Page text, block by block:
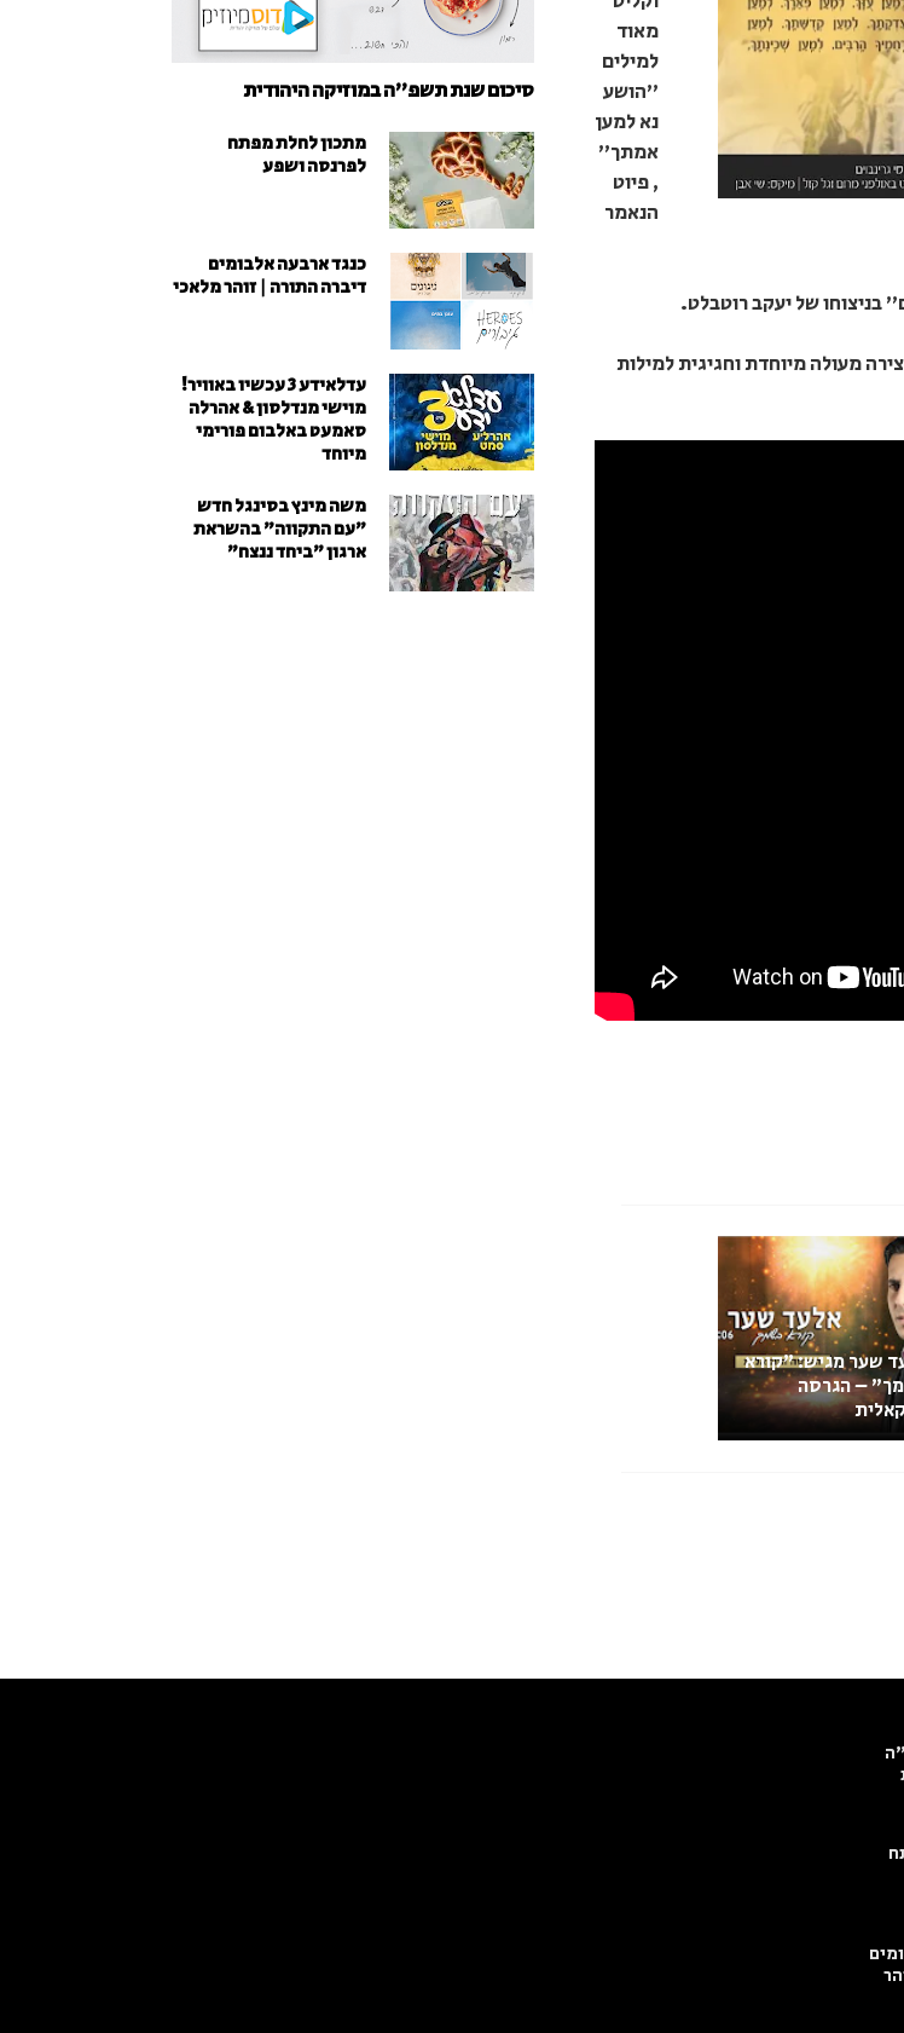
מאוד
למילים
"הושע
נא למען
אמתך"
, פיוט
הנאמר
בניצוחו של יעקב רוטבלט.
מעולה מיוחדת וחגיגית למילות
שער מגיש: "קורא
– הגרסה
סיכום שנת תשפ"ה במוזיקה היהודית
מתכון לחלת מפתח
לפרנסה ושפע
כנגד ארבעה אלבומים
דיברה התורה | זוהר מלאכי
עדלאידע 3 עכשיו באוויר!
מוישי מנדלסון & אהרלה
סאמעט באלבום פורימי
מיוחד
משה מינץ בסינגל חדש
״עם התקווה״ בהשראת
ארגון "ביחד ננצח"